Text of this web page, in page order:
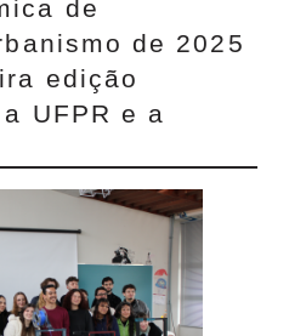
de
de 2025
edição
UFPR e a